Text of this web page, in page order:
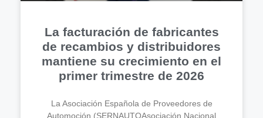
La facturación de fabricantes
de recambios y distribuidores
mantiene su crecimiento en el
primer trimestre de 2026
La Asociación Española de Proveedores de
Automoción (SERNAUTOAsociación Nacional